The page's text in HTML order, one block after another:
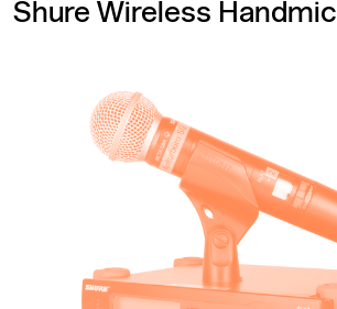
Shure Wireless Handmic